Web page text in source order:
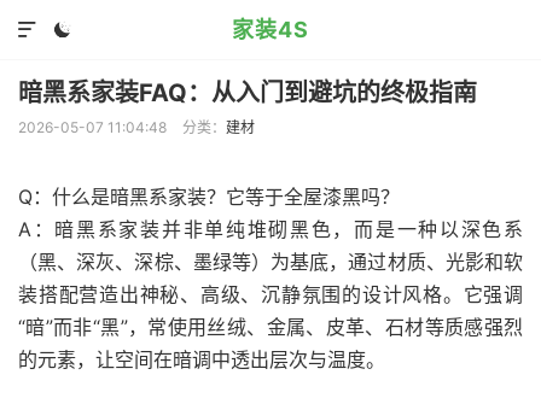
家装4S


暗黑系家装FAQ：从入门到避坑的终极指南
2026-05-07 11:04:48 分类： 建材
Q：什么是暗黑系家装？它等于全屋漆黑吗？
A：暗黑系家装并非单纯堆砌黑色，而是一种以深色系
（黑、深灰、深棕、墨绿等）为基底，通过材质、光影和软
装搭配营造出神秘、高级、沉静氛围的设计风格。它强调
“暗”而非“黑”，常使用丝绒、金属、皮革、石材等质感强烈
的元素，让空间在暗调中透出层次与温度。